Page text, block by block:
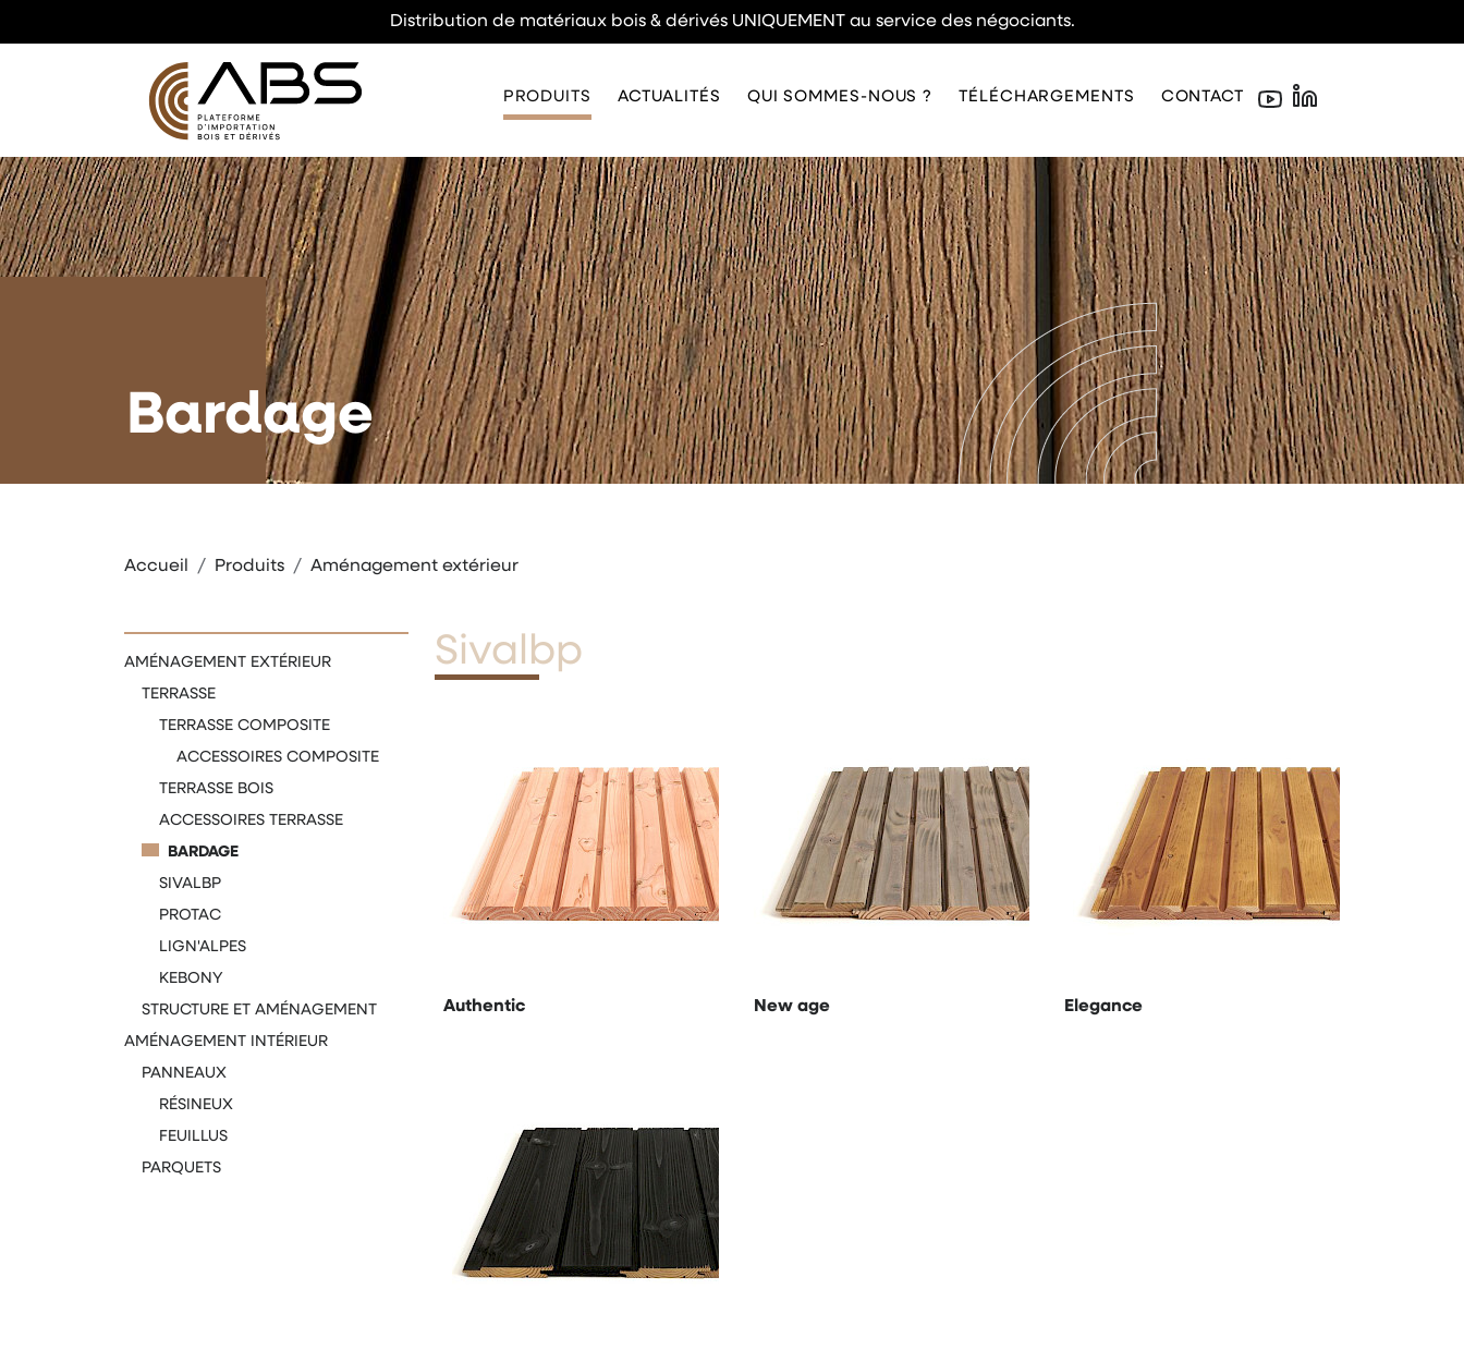
Distribution de matériaux bois & dérivés UNIQUEMENT au service des négociants.
PRODUITS ACTUALITÉS QUI SOMMES-NOUS ? TÉLÉCHARGEMENTS CONTACT
Bardage
Accueil Produits Aménagement extérieur
AMÉNAGEMENT EXTÉRIEUR
TERRASSE
TERRASSE COMPOSITE
ACCESSOIRES COMPOSITE
TERRASSE BOIS
ACCESSOIRES TERRASSE
BARDAGE
SIVALBP
PROTAC
LIGN'ALPES
KEBONY
STRUCTURE ET AMÉNAGEMENT
AMÉNAGEMENT INTÉRIEUR
PANNEAUX
RÉSINEUX
FEUILLUS
PARQUETS
Sivalbp
Authentic New age Elegance